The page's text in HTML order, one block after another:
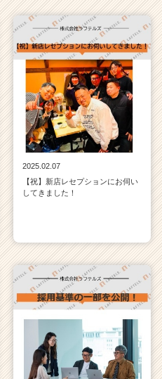
2025.02.07
【祝】新店レセプションにお伺い
してきました！